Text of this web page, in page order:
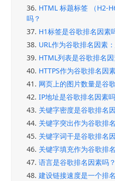
36. HTML 标题标签 （H2-
吗？
37. H1标签是谷歌排名因素
38. URL作为谷歌排名因素
39. HTML列表是谷歌排名因
40. HTTPS作为谷歌排名因
41. 网页上的图片数量是谷
42. IP地址是谷歌排名因素
43. 关键字密度是谷歌排名
44. 关键字突出作为谷歌排
45. 关键字词干是谷歌排名
46. 关键字填充作为谷歌排
47. 语言是谷歌排名因素吗？
48. 建设链接速度是一个排